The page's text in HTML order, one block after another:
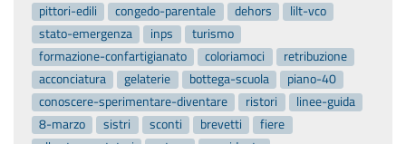
pittori-edili
congedo-parentale dehors
lilt-vco
stato-emergenza
inps
turismo
formazione-confartigianato
coloriamoci
retribuzione
acconciatura
gelaterie bottega-scuola
piano-40
conoscere-sperimentare-diventare
ristori
linee-guida
8-marzo
sistri sconti brevetti
fiere